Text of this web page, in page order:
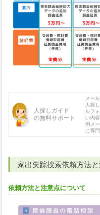
人探しガイド
の無料サポート
メー
人探
ルフ
い内
用メ
に専
家出失踪捜索依頼方法
依頼方法と注意点について